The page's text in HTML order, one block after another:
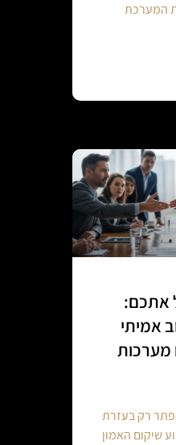
המערכת
אתכם:
אמיתי
מערכות
רק בעזרת
שיקום האמון